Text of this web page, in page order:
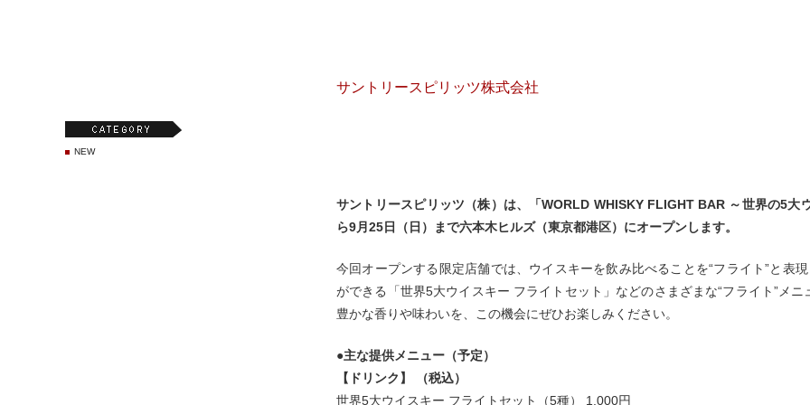
サントリースピリッツ株式会社
サントリースピリッツ（株）は、「WORLD WHISKY FLIGHT BAR ～世界の5大
ら9月25日（日）まで六本木ヒルズ（東京都港区）にオープンします。
今回オープンする限定店舗では、ウイスキーを飲み比べることを“フライト”と表
ができる「世界5大ウイスキー フライトセット」などのさまざまな“フライト”メ
豊かな香りや味わいを、この機会にぜひお楽しみください。
●主な提供メニュー（予定）
【ドリンク】 （税込）
世界5大ウイスキー フライトセット（5種） 1,000円
NEW